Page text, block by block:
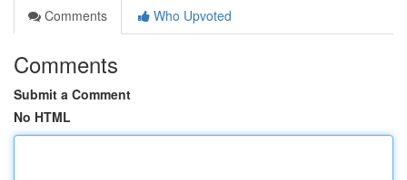
Comments
Who Upvoted
Comments
Submit a Comment
No HTML